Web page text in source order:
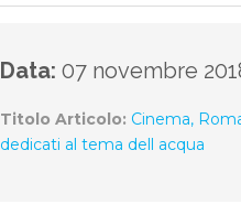
Data: 07 novembre
Titolo Articolo: Cinema,
dedicati al tema dell acqua